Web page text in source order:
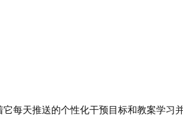
它每天推送的个性化干预目标和教案学习